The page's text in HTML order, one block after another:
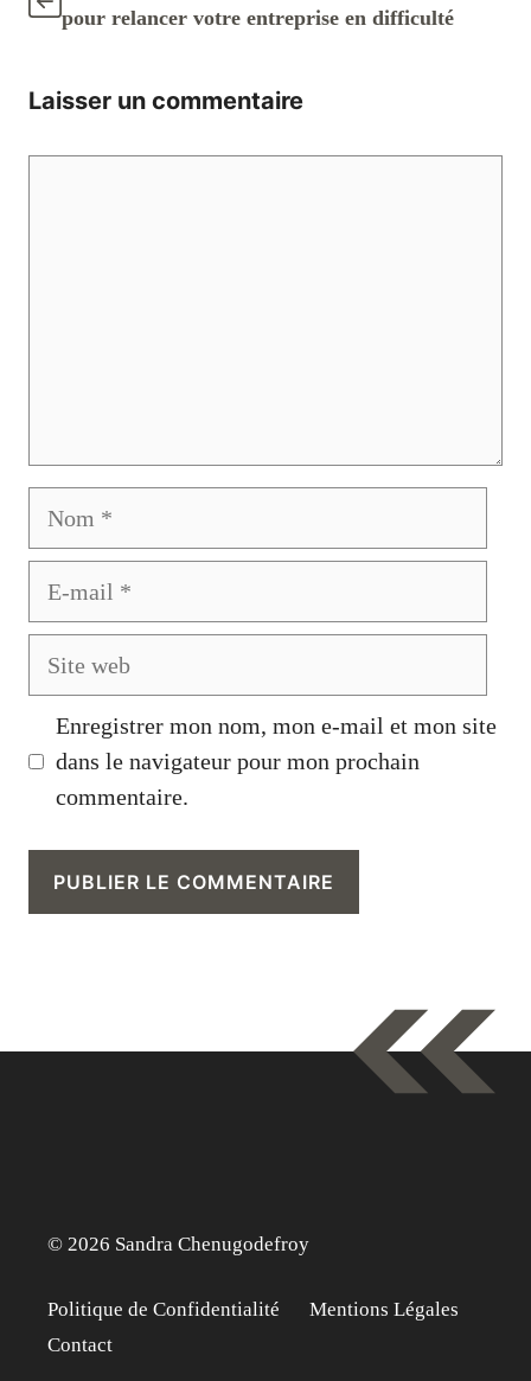
pour relancer votre entreprise en difficulté
Laisser un commentaire
Enregistrer mon nom, mon e-mail et mon site
dans le navigateur pour mon prochain
commentaire.
© 2026 Sandra Chenugodefroy
Politique de Confidentialité
Mentions Légales
Contact